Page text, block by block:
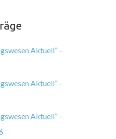
Aktuell” –
Aktuell” –
Aktuell” –